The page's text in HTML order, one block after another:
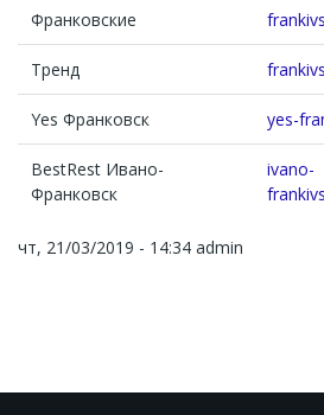
Франковские
Тренд
Yes Франковск yes-
BestRest Ивано-
Франковск
ivano-
чт, 21/03/2019 - 14:34 admin